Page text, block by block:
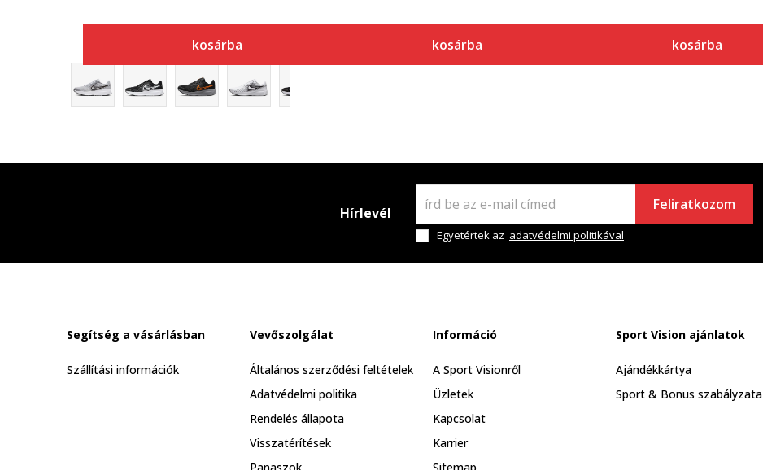
kosárba kosárba kosárba
Hírlevél Feliratkozom
Egyetértek az adatvédelmi politikával
Segítség a vásárlásban
Szállítási információk
Vevőszolgálat
Általános szerződési feltételek
Adatvédelmi politika
Rendelés állapota
Visszatérítések
Információ
A Sport Visionről
Üzletek
Kapcsolat
Karrier
Sport Vision ajánlatok
Ajándékkártya
Sport & Bonus szabályzata